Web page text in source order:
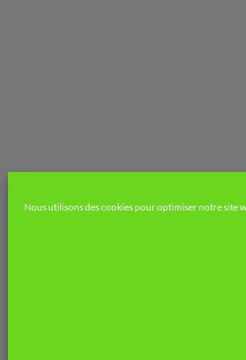
Nous utilisons des cookies pour optimiser notre site